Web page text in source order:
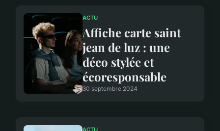
ACTU
Affiche carte saint
jean de luz : une
déco stylée et
écoresponsable
30 septembre 2024
ACTU